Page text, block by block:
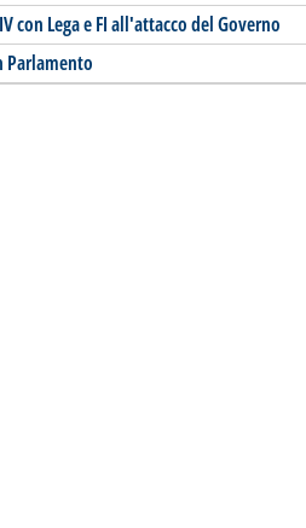
con Lega e FI all'attacco del Governo
Parlamento